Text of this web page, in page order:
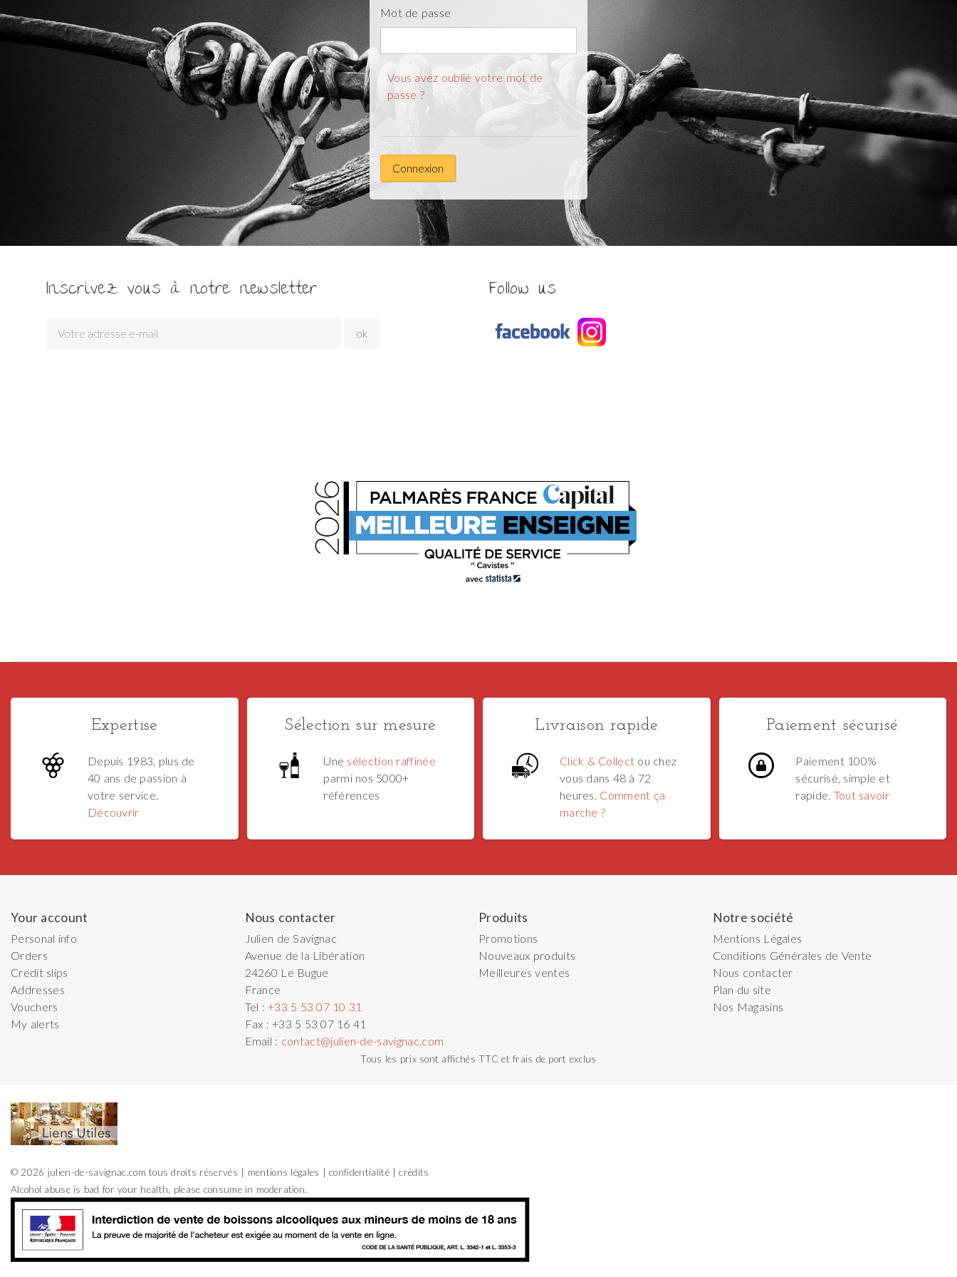
Mot de passe
Vous avez oublié votre mot de
passe ?
Connexion
Inscrivez vous à notre newsletter Follow us
Expertise
Depuis 1983, plus de
40 ans de passion à
votre service.
Découvrir
Sélection sur mesure
Une sélection raffinée
parmi nos 5000+
références
Livraison rapide
Click & Collect ou chez
vous dans 48 à 72
heures. Comment ça
marche ?
Paiement sécurisé
Paiement 100%
sécurisé, simple et
rapide. Tout savoir
Your account
Personal info
Orders
Credit slips
Addresses
Vouchers
My alerts
Nous contacter
Julien de Savignac
Avenue de la Libération
24260 Le Bugue
France
Tel :+33 5 53 07 10 31
Fax :+33 5 53 07 16 41
Email : contact@julien-de-savignac.com
Produits
Promotions
Nouveaux produits
Meilleures ventes
Notre société
Mentions Légales
Conditions Générales de Vente
Nous contacter
Plan du site
Nos Magasins
Tous les prix sont affichés TTC et frais de port exclus
© 2026 julien-de-savignac.com tous droits réservés mentions légales confidentialité
crédits
Alcohol abuse is bad for your health, please consume in moderation.